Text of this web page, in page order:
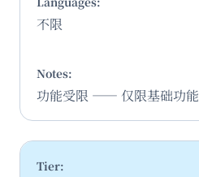
不限
功能受限 —— 仅限基础功能